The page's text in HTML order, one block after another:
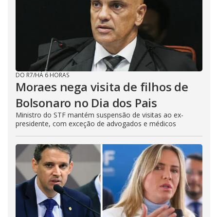
DO R7/HÁ 6 HORAS
Moraes nega visita de filhos de
Bolsonaro no Dia dos Pais
Ministro do STF mantém suspensão de visitas ao ex-
presidente, com exceção de advogados e médicos